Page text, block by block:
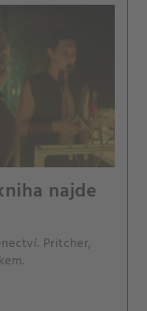
najde
Pritcher,